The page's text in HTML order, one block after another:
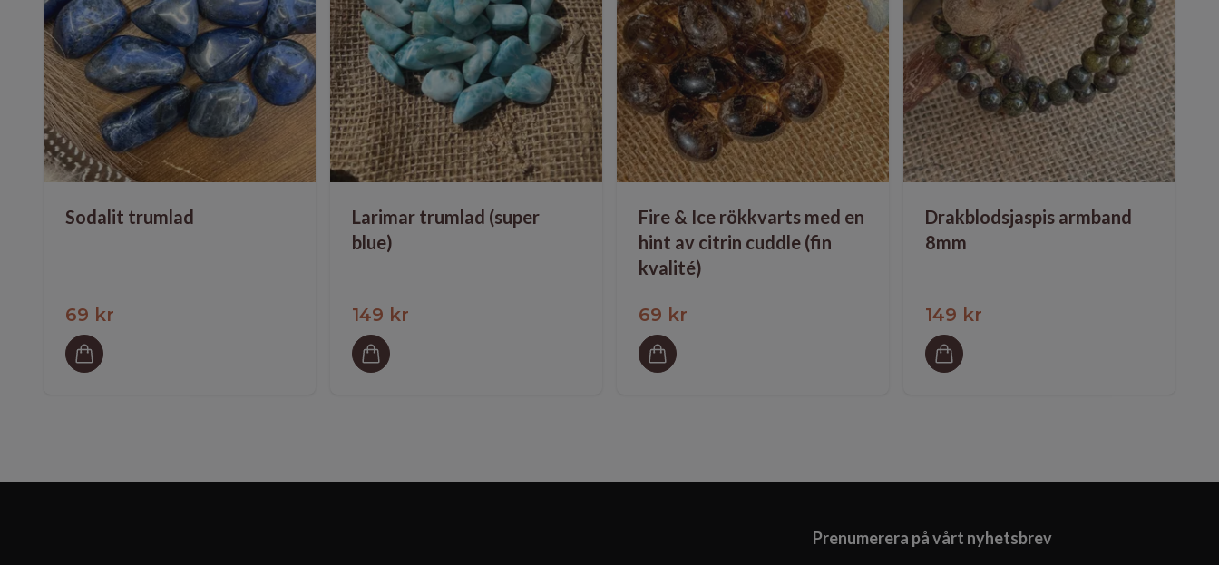
Sodalit trumlad
69 kr
Larimar trumlad (super
blue)
149 kr
Fire & Ice rökkvarts med en
hint av citrin cuddle (fin
kvalité)
69 kr
Drakblodsjaspis armband
8mm
149 kr
Prenumerera på vårt nyhetsbrev